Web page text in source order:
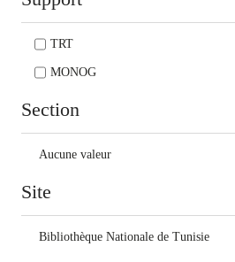
TRT
MONOG
Section
Aucune valeur
Site
Bibliothèque Nationale de Tunisie